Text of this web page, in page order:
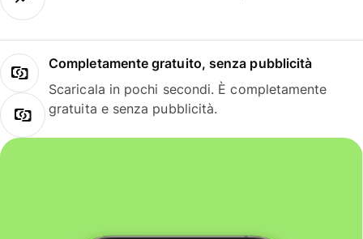
Completamente gratuito, senza pubblicità
Scaricala in pochi secondi. È completamente
gratuita e senza pubblicità.